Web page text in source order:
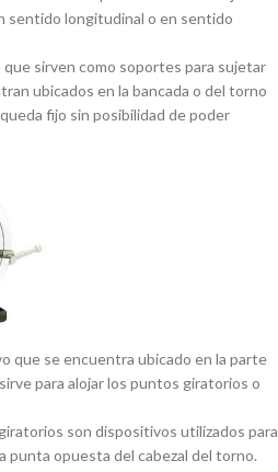
sentido longitudinal o en sentido
sirven como soportes para sujetar
ubicados en la bancada o del torno
fijo sin posibilidad de poder
que se encuentra ubicado en la parte
para alojar los puntos giratorios o
son dispositivos utilizados para
punta opuesta del cabezal del torno.